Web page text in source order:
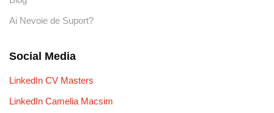
Ai Nevoie de Suport?
Social Media
LinkedIn CV Masters
LinkedIn Camelia Macsim